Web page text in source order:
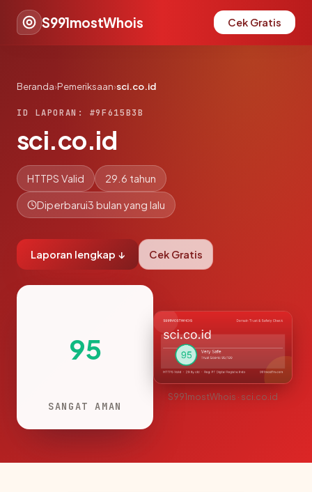
S991mostWhois Cek Gratis
Beranda›Pemeriksaan›sci.co.id
ID LAPORAN: #9F615B3B
sci.co.id
HTTPS Valid 29.6 tahun
Diperbarui3 bulan yang lalu
Laporan lengkap ↓ Cek Gratis
95
SANGAT AMAN
S991mostWhois · sci.co.id